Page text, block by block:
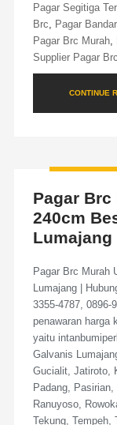
Pagar Segitiga
Brc
Pagar
Pagar Brc Murah,
Supplier Pagar Brc
CONTINUE
Pagar
240cm
Lumajang
Pagar Brc Murah
Lumajang |
3355-4787, 0896-
penawaran harga
yaitu
Galvanis
Gucialit, Jatiroto,
Padang, Pasirian,
Ranuyoso,
Tekung, Tempeh,